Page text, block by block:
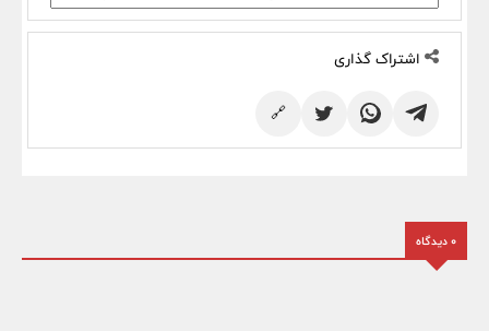
اشتراک گذاری
🔗
0 دیدگاه